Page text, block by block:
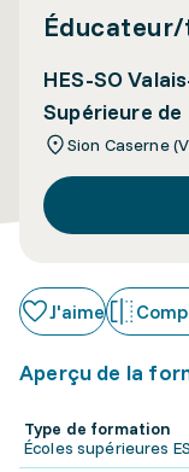
HES-SO
Supérieure de
Sion Caserne
J'aime
Aperçu de la
Type de formation
Écoles supérieures ES